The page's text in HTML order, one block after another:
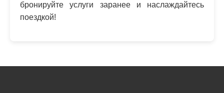
бронируйте услуги заранее и наслаждайтесь
поездкой!